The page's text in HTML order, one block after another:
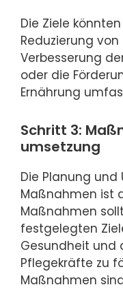
Die Ziele
Reduzierung von
Verbesserung
oder die
Ernährung
Schritt 3:
umsetzung
Die Planung
Maßnahmen ist
Maßnahmen
festgelegten
Gesundheit und
Pflegekräfte zu
Maßnahmen